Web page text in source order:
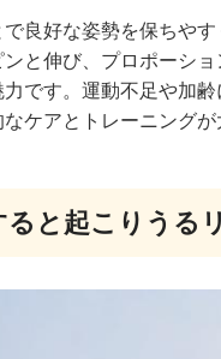
良好な姿勢を保ちや
と伸び、プロポーシ
です。運動不足や加
ケアとトレーニングが
と起こりうる